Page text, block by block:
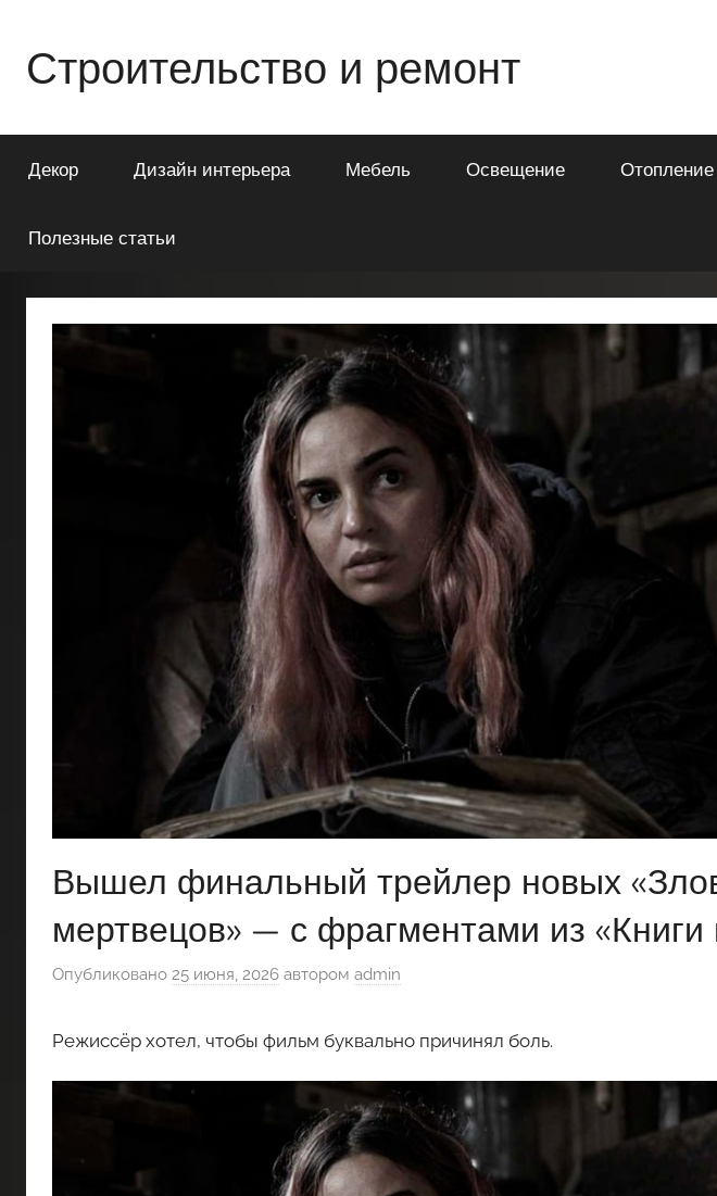
содержимому
Строительство и ремонт
о
строительстве
Декор Дизайн интерьера Мебель Освещение Отопление
Полезные статьи
Вышел финальный трейлер новых
мертвецов» — с фрагментами из «Книги
Опубликовано 25 июня, 2026 автором admin
Режиссёр хотел, чтобы фильм буквально причинял боль.